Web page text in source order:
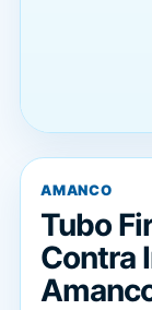
AMANCO
Tubo
Contra